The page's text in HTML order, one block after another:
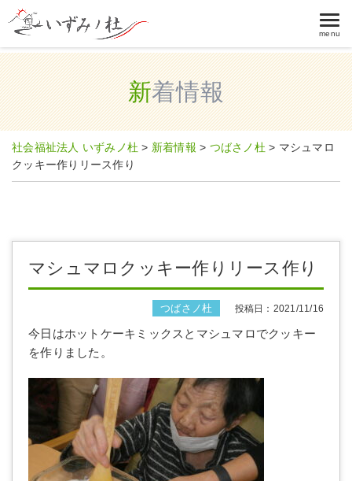
menu
新着情報
社会福祉法人 いずみノ杜 > 新着情報 > つばさノ杜 > マシュマロ
クッキー作りリース作り
マシュマロクッキー作りリース作り
つばさノ杜 投稿日：2021/11/16
今日はホットケーキミックスとマシュマロでクッキー
を作りました。